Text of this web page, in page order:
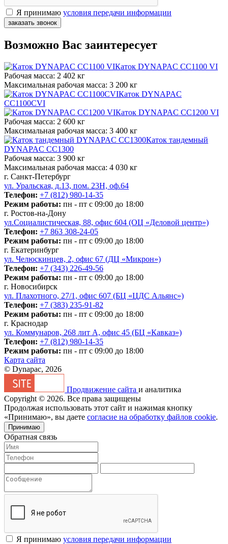
Я принимаю условия передачи информации
заказать звонок
Возможно Вас заинтересует
Каток DYNAPAC CC1100 VI
Рабочая масса: 2 402 кг
Максимальная рабочая масса: 3 200 кг
Каток DYNAPAC
CC1100CVI
Каток DYNAPAC CC1200 VI
Рабочая масса: 2 600 кг
Максимальная рабочая масса: 3 400 кг
Каток тандемный
DYNAPAC CC1300
Рабочая масса: 3 900 кг
Максимальная рабочая масса: 4 030 кг
г. Санкт-Петербург
ул. Уральская, д.13, пом. 23Н, оф.64
Телефон: +7 (812) 980-14-35
Режим работы: пн - пт с 09:00 до 18:00
г. Ростов-на-Дону
ул.Социалистическая, 88, офис 604 (ОЦ «Деловой центр»)
Телефон: +7 863 308-24-05
Режим работы: пн - пт с 09:00 до 18:00
г. Екатеринбург
ул. Челюскинцев, 2, офис 67 (ДЦ «Микрон»)
Телефон: +7 (343) 226-49-56
Режим работы: пн - пт с 09:00 до 18:00
г. Новосибирск
ул. Плахотного, 27/1, офис 607 (БЦ «ЦДС Альянс»)
Телефон: +7 (383) 235-91-82
Режим работы: пн - пт с 09:00 до 18:00
г. Краснодар
ул. Коммунаров, 268 лит А, офис 45 (БЦ «Кавказ»)
Телефон: +7 (812) 980-14-35
Режим работы: пн - пт с 09:00 до 18:00
Карта сайта
© Dynapac, 2026
Продвижение сайта и аналитика
Copyright © 2026. Все права защищены
Продолжая использовать этот сайт и нажимая кнопку
«Принимаю», вы даете согласие на обработку файлов cookie.
Принимаю
Обратная связь
Я принимаю условия передачи информации